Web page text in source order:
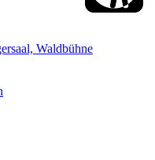
Waldbühne